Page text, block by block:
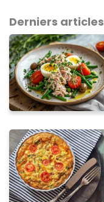
Derniers articles